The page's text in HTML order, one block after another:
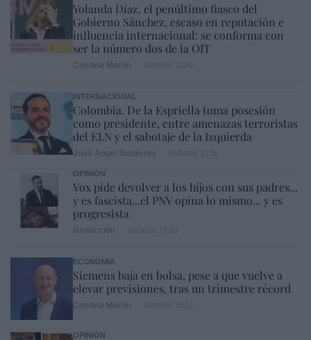
Yolanda Díaz, el penúltimo fiasco del
Gobierno Sánchez, escaso en reputación e
influencia internacional: se conforma con
ser la número dos de la OIT
INTERNACIONAL
Colombia. De la Espriella toma posesión
como presidente, entre amenazas terroristas
del ELN y el sabotaje de la Izquierda
OPINIÓN
Vox pide devolver a los hijos con sus padres...
y es fascista...el PNV opina lo mismo... y es
progresista
ECONOMÍA
Siemens baja en bolsa, pese a que vuelve a
elevar previsiones, tras un trimestre récord
OPINIÓN